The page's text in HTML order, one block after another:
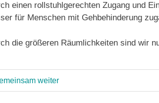
einen rollstuhlgerechten Zugang und
für Menschen mit Gehbehinderung
die größeren Räumlichkeiten sind wir
weiter